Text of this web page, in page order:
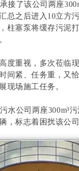
接了该公司两座
总之后进入10立方
柱塞泵将缓存污泥
度重视，多次莅临
间紧、任务重，又
现场施工任务。
水公司两座300m³
，标志着困扰该公